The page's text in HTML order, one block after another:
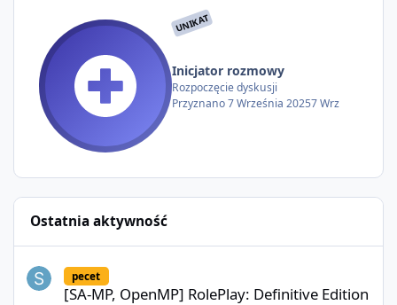
UNIKAT
Inicjator rozmowy
Rozpoczęcie dyskusji
Przyznano7 Września 20257 Wrz
Ostatnia aktywność
pecet
[SA-MP, OpenMP] RolePlay: Definitive Edition